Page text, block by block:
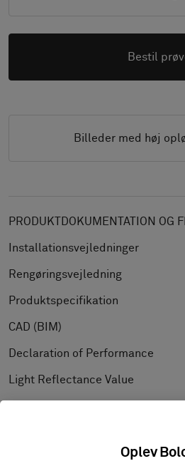
Bestil
Billeder med høj
PRODUKTDOKUMENTATION OG
Installationsvejledninger
Rengøringsvejledning
Produktspecifikation
CAD (BIM)
Declaration of Performance
Light Reflectance Value
Oplev